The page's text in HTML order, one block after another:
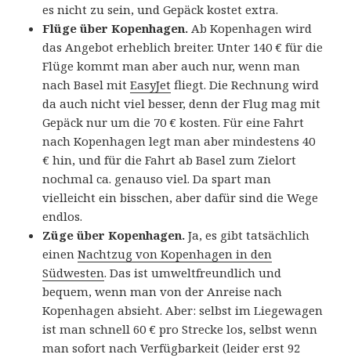
es nicht zu sein, und Gepäck kostet extra.
Flüge über Kopenhagen. Ab Kopenhagen wird
das Angebot erheblich breiter. Unter 140 € für die
Flüge kommt man aber auch nur, wenn man
nach Basel mitEasyJet fliegt. Die Rechnung wird
da auch nicht viel besser, denn der Flug mag mit
Gepäck nur um die 70 € kosten. Für eine Fahrt
nach Kopenhagen legt man aber mindestens 40
€ hin, und für die Fahrt ab Basel zum Zielort
nochmal ca. genauso viel. Da spart man
vielleicht ein bisschen, aber dafür sind die Wege
endlos.
Züge über Kopenhagen. Ja, es gibt tatsächlich
einenNachtzug von Kopenhagen in den
Südwesten. Das ist umweltfreundlich und
bequem, wenn man von der Anreise nach
Kopenhagen absieht. Aber: selbst im Liegewagen
ist man schnell 60 € pro Strecke los, selbst wenn
man sofort nach Verfügbarkeit (leider erst 92